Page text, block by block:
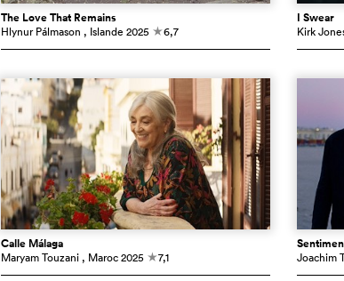
The Love That Remains
Hlynur Pálmason , Islande 2025 c6,7
I Swear
Kirk
Calle Málaga
Maryam Touzani , Maroc 2025 c7,1 Joachim